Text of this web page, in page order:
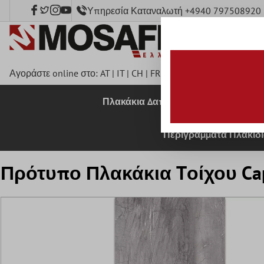
περιεχόμενο Υπηρεσία Καταναλωτή +4940 797508920
Αγοράστε online στο: AT| IT| CH | FR
Πλακάκια Δαπέδου
Περιγράμματα
Πρότυπο Πλακάκια Tοίχου